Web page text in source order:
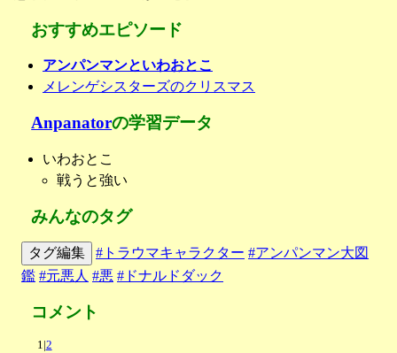
おすすめエピソード
アンパンマンといわおとこ
メレンゲシスターズのクリスマス
Anpanatorの学習データ
いわおとこ
戦うと強い
みんなのタグ
タグ編集 #トラウマキャラクター #アンパンマン大図
鑑 #元悪人 #悪 #ドナルドダック
コメント
1| 2